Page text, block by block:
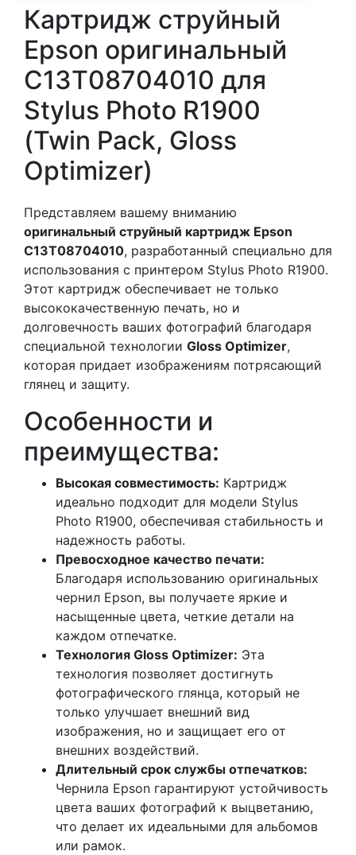
Картридж струйный
Epson оригинальный
C13T08704010 для
Stylus Photo R1900
(Twin Pack, Gloss
Optimizer)
Представляем вашему вниманию
оригинальный струйный картридж Epson
C13T08704010, разработанный специально для
использования с принтером Stylus Photo R1900.
Этот картридж обеспечивает не только
высококачественную печать, но и
долговечность ваших фотографий благодаря
специальной технологии Gloss Optimizer,
которая придает изображениям потрясающий
глянец и защиту.
Особенности и
преимущества:
Высокая совместимость: Картридж
идеально подходит для модели Stylus
Photo R1900, обеспечивая стабильность и
надежность работы.
Превосходное качество печати:
Благодаря использованию оригинальных
чернил Epson, вы получаете яркие и
насыщенные цвета, четкие детали на
каждом отпечатке.
Технология Gloss Optimizer: Эта
технология позволяет достигнуть
фотографического глянца, который не
только улучшает внешний вид
изображения, но и защищает его от
внешних воздействий.
Длительный срок службы отпечатков:
Чернила Epson гарантируют устойчивость
цвета ваших фотографий к выцветанию,
что делает их идеальными для альбомов
или рамок.